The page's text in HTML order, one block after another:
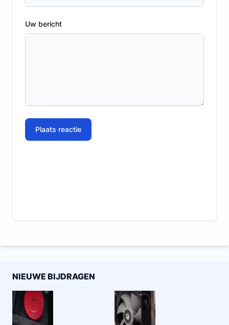
Uw bericht
Plaats reactie
NIEUWE BIJDRAGEN